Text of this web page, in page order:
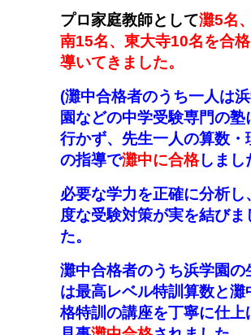
プロ家庭教師として灘5名
南15名、東大寺10名を合
導いてきました。
(灘中合格者のうち一人は
園などの中学受験専門の塾
行かず、 先生一人の算数・
の指導で灘中に合格しまし
必要な学力を正確に分析し
度な受験対策が実を結びま
た。
灘中合格者のうち浜学園の
は最高レベル特訓算数と灘
格特訓の講座を丁寧に仕上